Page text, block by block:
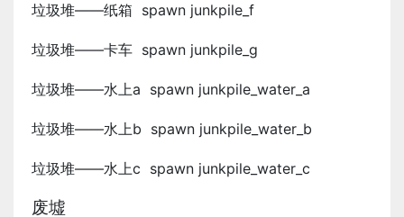
垃圾堆——纸箱 spawn junkpile_f
垃圾堆——卡车 spawn junkpile_g
垃圾堆——水上a spawn junkpile_water_a
垃圾堆——水上b spawn junkpile_water_b
垃圾堆——水上c spawn junkpile_water_c
废墟